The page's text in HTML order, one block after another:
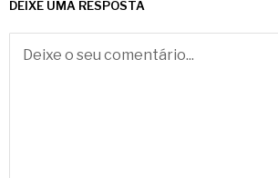
DEIXE UMA RESPOSTA